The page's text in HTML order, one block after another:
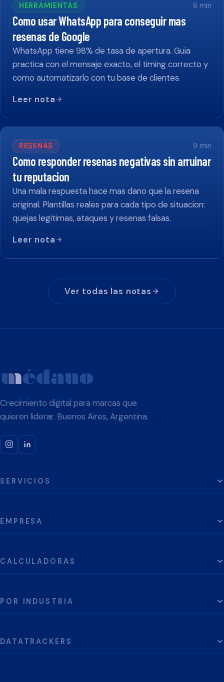
HERRAMIENTAS 8 min
Como usar WhatsApp para conseguir mas
resenas de Google
WhatsApp tiene 98% de tasa de apertura. Guia
practica con el mensaje exacto, el timing correcto y
como automatizarlo con tu base de clientes.
Leer nota
RESENAS 9 min
Como responder resenas negativas sin arruinar
tu reputacion
Una mala respuesta hace mas dano que la resena
original. Plantillas reales para cada tipo de situacion:
quejas legitimas, ataques y resenas falsas.
Leer nota
Ver todas las notas
Crecimiento digital para marcas que
quieren liderar. Buenos Aires, Argentina.
SERVICIOS
EMPRESA
CALCULADORAS
POR INDUSTRIA
DATATRACKERS